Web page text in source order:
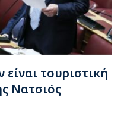
τουριστική
Νατσιός